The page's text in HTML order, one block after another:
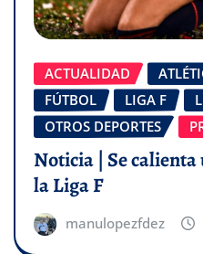
ACTUALIDAD
FÚTBOL
LIGA F
OTROS DEPORTES
Noticia | Se
la Liga F
manulopezfdez